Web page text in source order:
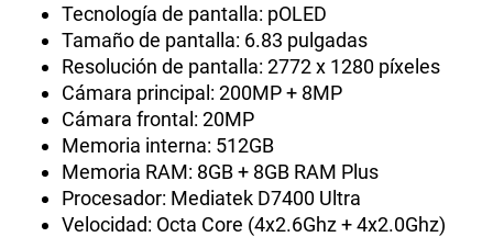
Tecnología de pantalla: pOLED
Tamaño de pantalla: 6.83 pulgadas
Resolución de pantalla: 2772 x 1280 píxeles
Cámara principal: 200MP + 8MP
Cámara frontal: 20MP
Memoria interna: 512GB
Memoria RAM: 8GB + 8GB RAM Plus
Procesador: Mediatek D7400 Ultra
Velocidad: Octa Core (4x2.6Ghz + 4x2.0Ghz)